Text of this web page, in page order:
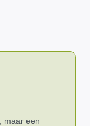
maar een